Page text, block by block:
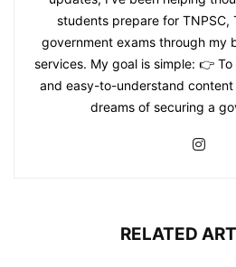
students prepare for TNPSC,
government exams through my
services. My goal is simple: 👉
and easy-to-understand
dreams of securing a
RELATED